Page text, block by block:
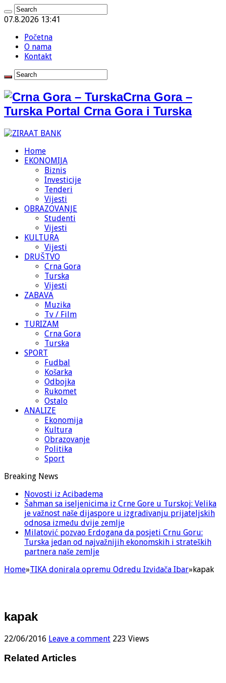
07.8.2026 13:41
Početna
O nama
Kontakt
Crna Gora –
Turska Portal Crna Gora i Turska
Home
EKONOMIJA
Biznis
Investicije
Tenderi
Vijesti
OBRAZOVANJE
Studenti
Vijesti
KULTURA
Vijesti
DRUŠTVO
Crna Gora
Turska
Vijesti
ZABAVA
Muzika
Tv / Film
TURIZAM
Crna Gora
Turska
SPORT
Fudbal
Košarka
Odbojka
Rukomet
Ostalo
ANALIZE
Ekonomija
Kultura
Obrazovanje
Politika
Sport
Breaking News
Novosti iz Acibadema
Šahman sa iseljenicima iz Crne Gore u Turskoj: Velika
je važnost naše dijaspore u izgrađivanju prijateljskih
odnosa između dvije zemlje
Milatović pozvao Erdogana da posjeti Crnu Goru:
Turska jedan od najvažnijih ekonomskih i strateških
partnera naše zemlje
Home»TIKA donirala opremu Odredu Izviđača Ibar»kapak
kapak
22/06/2016 Leave a comment 223 Views
Related Articles